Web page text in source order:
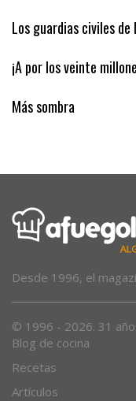
Los guardias civiles de
¡A por los veinte
Más sombra
Desde 1996, el
© 1996 - 2026. 31
Blog de cocina
Recetas
Artículos